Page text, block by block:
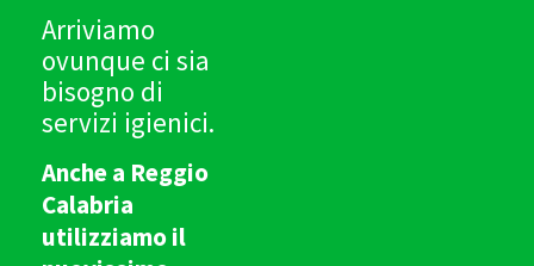
Arriviamo
ovunque ci sia
bisogno di
servizi igienici.
Anche a Reggio
Calabria
utilizziamo il